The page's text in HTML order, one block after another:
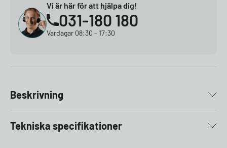
Vi är här för att hjälpa dig!
031-180 180
Vardagar 08:30 – 17:30
Beskrivning
Tekniska specifikationer